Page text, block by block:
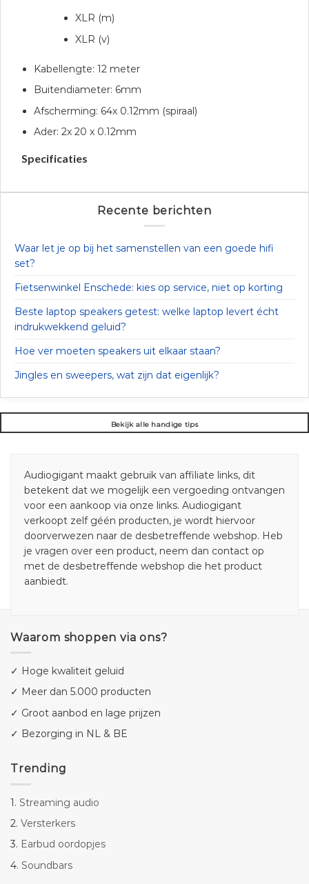
XLR (m)
XLR (v)
Kabellengte: 12 meter
Buitendiameter: 6mm
Afscherming: 64x 0.12mm (spiraal)
Ader: 2x 20 x 0.12mm
Specificaties
Recente berichten
Waar let je op bij het samenstellen van een goede hifi
set?
Fietsenwinkel Enschede: kies op service, niet op korting
Beste laptop speakers getest: welke laptop levert écht
indrukwekkend geluid?
Hoe ver moeten speakers uit elkaar staan?
Jingles en sweepers, wat zijn dat eigenlijk?
Bekijk alle handige tips
Audiogigant maakt gebruik van affiliate links, dit
betekent dat we mogelijk een vergoeding ontvangen
voor een aankoop via onze links. Audiogigant
verkoopt zelf géén producten, je wordt hiervoor
doorverwezen naar de desbetreffende webshop. Heb
je vragen over een product, neem dan contact op
met de desbetreffende webshop die het product
aanbiedt.
Waarom shoppen via ons?
✓ Hoge kwaliteit geluid
✓ Meer dan 5.000 producten
✓ Groot aanbod en lage prijzen
✓ Bezorging in NL & BE
Trending
1. Streaming audio
2. Versterkers
3. Earbud oordopjes
4. Soundbars